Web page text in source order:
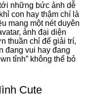
những bức ảnh dễ
con hay thậm chí là
mang một nét duyên
ảnh đại diện
thuần chỉ để giải trí,
đang vui hay đang
tỉnh” không thể bỏ
Cute